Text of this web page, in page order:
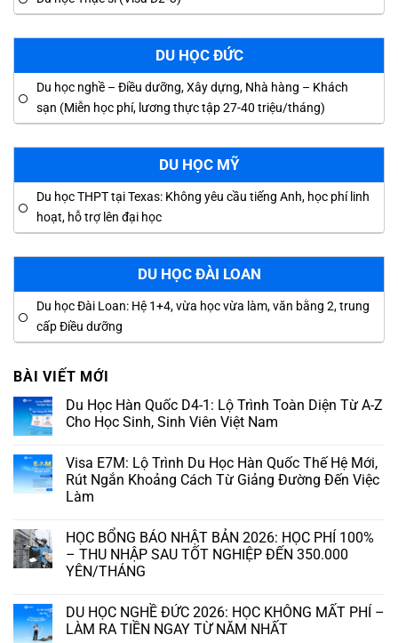
DU HỌC ĐỨC
Du học nghề – Điều dưỡng, Xây dựng, Nhà hàng – Khách
sạn (Miễn học phí, lương thực tập 27-40 triệu/tháng)
DU HỌC MỸ
Du học THPT tại Texas: Không yêu cầu tiếng Anh, học phí linh
hoạt, hỗ trợ lên đại học
DU HỌC ĐÀI LOAN
Du học Đài Loan: Hệ 1+4, vừa học vừa làm, văn bằng 2, trung
cấp Điều dưỡng
BÀI VIẾT MỚI
Du Học Hàn Quốc D4-1: Lộ Trình Toàn Diện Từ A-Z
Cho Học Sinh, Sinh Viên Việt Nam
Visa E7M: Lộ Trình Du Học Hàn Quốc Thế Hệ Mới,
Rút Ngắn Khoảng Cách Từ Giảng Đường Đến Việc
Làm
HỌC BỔNG BÁO NHẬT BẢN 2026: HỌC PHÍ 100%
– THU NHẬP SAU TỐT NGHIỆP ĐẾN 350.000
YÊN/THÁNG
DU HỌC NGHỀ ĐỨC 2026: HỌC KHÔNG MẤT PHÍ –
LÀM RA TIỀN NGAY TỪ NĂM NHẤT